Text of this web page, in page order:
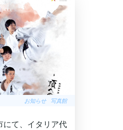
お知らせ 写真館
にて、イタリア代